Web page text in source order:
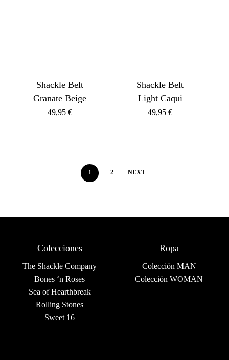
Shackle Belt
Granate Beige
49,95€
Shackle Belt
Light Caqui
49,95€
1 2 NEXT
Colecciones
The Shackle Company
Bones ‘n Roses
Sea of Hearthbreak
Rolling Stones
Sweet 16
Ropa
Colección MAN
Colección WOMAN